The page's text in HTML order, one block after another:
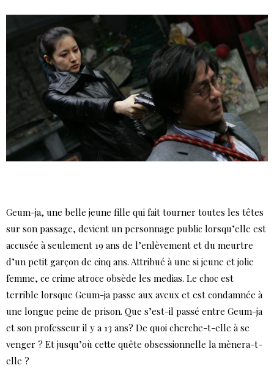
Geum-ja, une belle jeune fille qui fait tourner toutes les têtes
sur son passage, devient un personnage public lorsqu’elle est
accusée à seulement 19 ans de l’enlèvement et du meurtre
d’un petit garçon de cinq ans. Attribué à une si jeune et jolie
femme, ce crime atroce obsède les medias. Le choc est
terrible lorsque Geum-ja passe aux aveux et est condamnée à
une longue peine de prison. Que s’est-il passé entre Geum-ja
et son professeur il y a 13 ans? De quoi cherche-t-elle à se
venger ? Et jusqu’où cette quête obsessionnelle la mènera-t-
elle ?